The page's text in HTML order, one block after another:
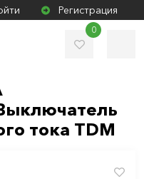
Регистрация
0
тока ТDM